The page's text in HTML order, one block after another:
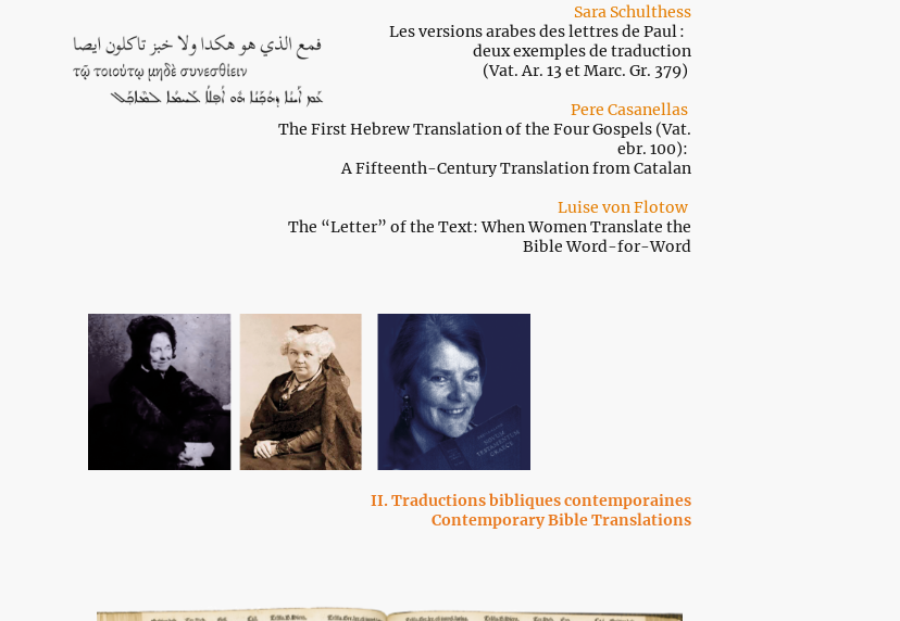
Sara Schulthess
Les versions arabes des lettres de Paul :
deux exemples de traduction
(Vat. Ar. 13 et Marc. Gr. 379)
Pere Casanellas
The First Hebrew Translation of the Four Gospels (Vat.
ebr. 100):
A Fifteenth-Century Translation from Catalan
Luise von Flotow
The “Letter” of the Text: When Women Translate the
Bible Word-for-Word
II. Traductions bibliques contemporaines
Contemporary Bible Translations